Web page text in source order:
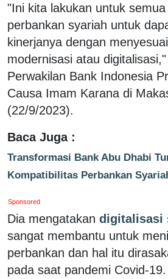
"Ini kita lakukan untuk
perbankan syariah untuk
kinerjanya dengan
modernisasi atau
Perwakilan Bank Indonesia
Causa Imam Karana di
(22/9/2023).
Baca Juga :
Transformasi Bank Abu Dhabi
Kompatibilitas Perbankan
Sponsored
Dia mengatakan digitalisasi
sangat membantu untuk
perbankan dan hal itu
pada saat pandemi Covid-